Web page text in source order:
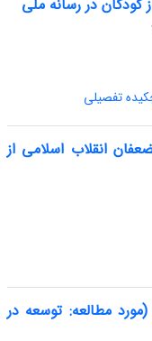
تفصیلی
انقلاب اسلامی از
مطالعه: توسعه در